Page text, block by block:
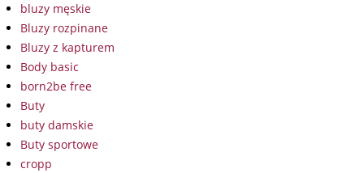
bluzy męskie
Bluzy rozpinane
Bluzy z kapturem
Body basic
born2be free
Buty
buty damskie
Buty sportowe
cropp